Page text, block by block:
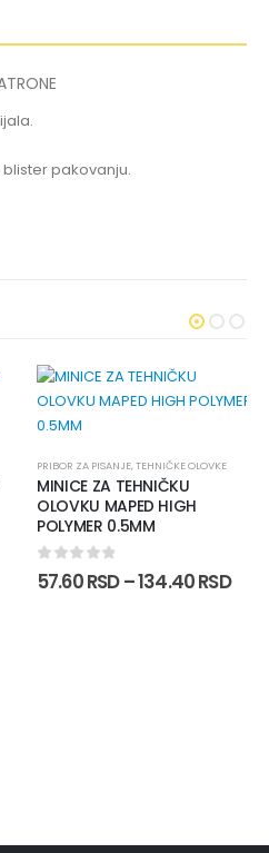
pakovanju.
PRIBOR ZA PISANJE,TEHNIČKE OLOVKE
MINICE ZA TEHNIČKU
OLOVKU MAPED HIGH
POLYMER 0.5MM
0out of 5
57.60RSD–134.40RSD